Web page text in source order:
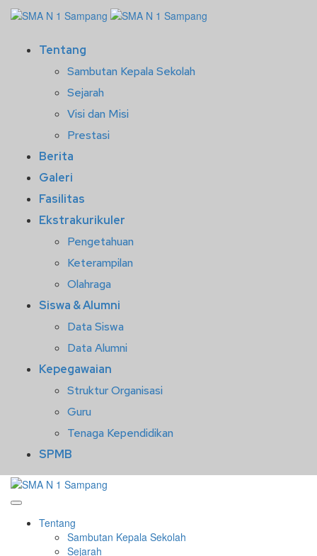
Tentang
Sambutan Kepala Sekolah
Sejarah
Visi dan Misi
Prestasi
Berita
Galeri
Fasilitas
Ekstrakurikuler
Pengetahuan
Keterampilan
Olahraga
Siswa & Alumni
Data Siswa
Data Alumni
Kepegawaian
Struktur Organisasi
Guru
Tenaga Kependidikan
SPMB
Tentang
Sambutan Kepala Sekolah
Sejarah